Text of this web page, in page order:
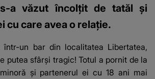
a văzut încolțit de tatăl şi
cu care avea o relație.
într-un bar din localitatea Libertatea,
putea sfârși tragic! Totul a pornit de la
și partenerul ei cu 18 ani mai